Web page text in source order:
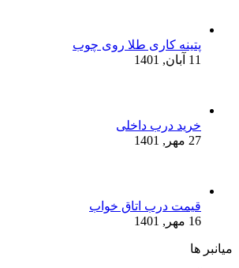
پتینه کاری طلا روی چوب
11 آبان, 1401
خرید درب داخلی
27 مهر, 1401
قیمت درب اتاق خواب
16 مهر, 1401
میانبر ها